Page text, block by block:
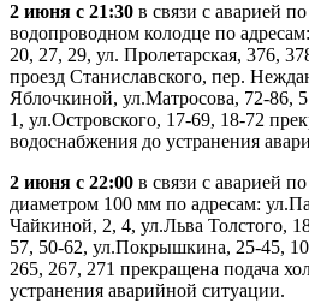
2 июня с 21:30 в связи с аварией
водопроводном колодце по
20, 27, 29, ул. Пролетарская, 376,
проезд Станиславского, пер.
Яблочкиной, ул.Матросова, 72-86,
1, ул.Островского, 17-69, 18-72
водоснабжения до устранения
2 июня с 22:00 в связи с аварией
диаметром 100 мм по адресам:
Чайкиной, 2, 4, ул.Льва Толстого,
57, 50-62, ул.Покрышкина, 25-45,
265, 267, 271 прекращена подача
устранения аварийной ситуации.